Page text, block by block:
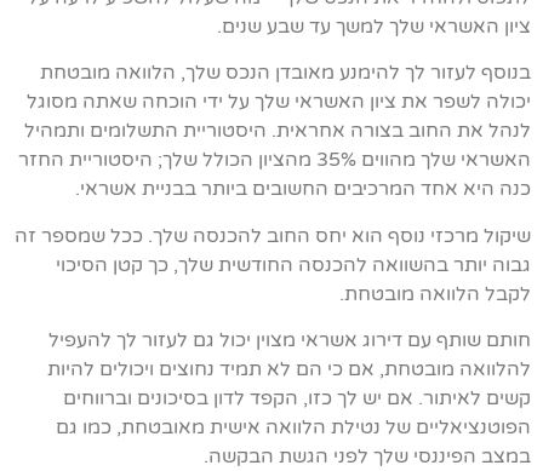
ציון האשראי שלך למשך עד שבע שנים.
בנוסף לעזור לך להימנע מאובדן הנכס שלך, הלוואה מובטחת
יכולה לשפר את ציון האשראי שלך על ידי הוכחה שאתה מסוגל
לנהל את החוב בצורה אחראית. היסטוריית התשלומים ותמהיל
האשראי שלך מהווים 35% מהציון הכולל שלך; היסטוריית החזר
כנה היא אחד המרכיבים החשובים ביותר בבניית אשראי.
שיקול מרכזי נוסף הוא יחס החוב להכנסה שלך. ככל שמספר זה
גבוה יותר בהשוואה להכנסה החודשית שלך, כך קטן הסיכוי
לקבל הלוואה מובטחת.
חותם שותף עם דירוג אשראי מצוין יכול גם לעזור לך להעפיל
להלוואה מובטחת, אם כי הם לא תמיד נחוצים ויכולים להיות
קשים לאיתור. אם יש לך כזו, הקפד לדון בסיכונים וברווחים
הפוטנציאליים של נטילת הלוואה אישית מאובטחת, כמו גם
במצב הפיננסי שלך לפני הגשת הבקשה.